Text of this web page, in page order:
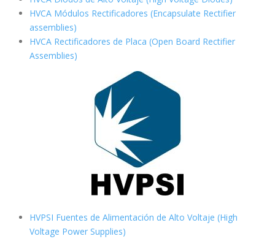
HVCA Módulos Rectificadores (Encapsulate Rectifier
assemblies)
HVCA Rectificadores de Placa (Open Board Rectifier
Assemblies)
HVPSI Fuentes de Alimentación de Alto Voltaje (High
Voltage Power Supplies)